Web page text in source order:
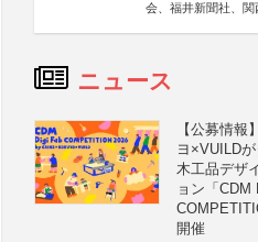
会、福井新聞社、関
ニュース
【公募情報
ヨ×VUILD
木工品デザ
ョン「CDM
開催